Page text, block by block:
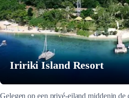
Iririki Island Resort
Gelegen op een privé-eiland middenin de